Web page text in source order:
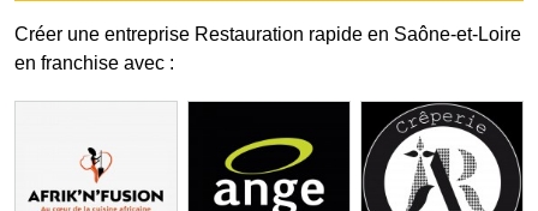
Créer une entreprise Restauration rapide en Saône-et-Loire
en franchise avec :